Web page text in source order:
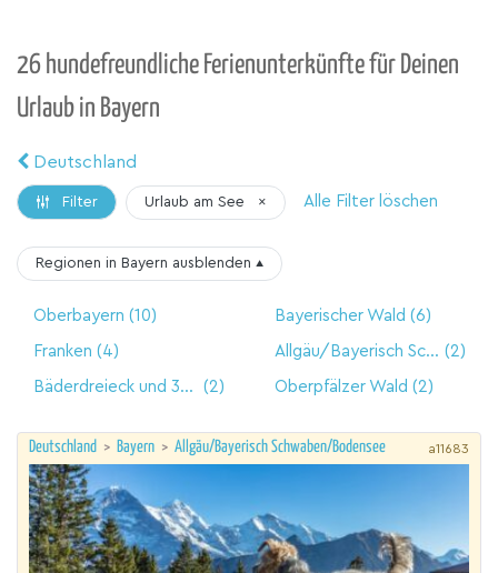
26 hundefreundliche Ferienunterkünfte für Deinen
Urlaub in Bayern
Deutschland
Filter Urlaub am See × Alle Filter löschen
Regionen in Bayern ausblenden ▴
Oberbayern (10) Bayerischer Wald (6)
Franken (4) Allgäu/Bayerisch Schwaben/Bodensee (2)
Bäderdreieck und 3-Länder-Eck (2) Oberpfälzer Wald (2)
Deutschland > Bayern > Allgäu/Bayerisch Schwaben/Bodensee a11683